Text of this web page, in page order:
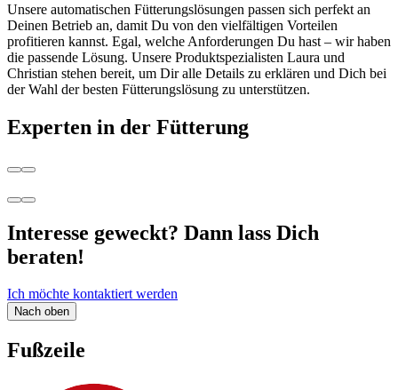
Unsere automatischen Fütterungslösungen passen sich perfekt an
Deinen Betrieb an, damit Du von den vielfältigen Vorteilen
profitieren kannst. Egal, welche Anforderungen Du hast – wir haben
die passende Lösung. Unsere Produktspezialisten Laura und
Christian stehen bereit, um Dir alle Details zu erklären und Dich bei
der Wahl der besten Fütterungslösung zu unterstützen.
Experten in der Fütterung
Interesse geweckt? Dann lass Dich
beraten!
Ich möchte kontaktiert werden
Nach oben
Fußzeile